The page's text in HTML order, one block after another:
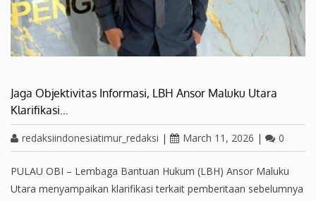
Jaga Objektivitas Informasi, LBH Ansor Maluku Utara
Klarifikasi…
redaksiindonesiatimur_redaksi | March 11, 2026 | 0
PULAU OBI – Lembaga Bantuan Hukum (LBH) Ansor Maluku
Utara menyampaikan klarifikasi terkait pemberitaan sebelumnya